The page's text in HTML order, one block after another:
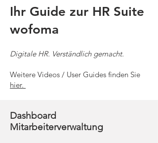
Ihr Guide zur HR Suite
wofoma
Digitale HR. Verständlich gemacht.
Weitere Videos / User Guides finden Sie
hier.
Dashboard
Mitarbeiterverwaltung